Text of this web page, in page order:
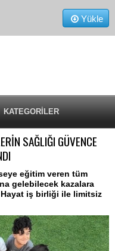
Yükle
KATEGORİLER
SAĞLIĞI GÜVENCE
eğitim veren tüm
gelebilecek kazalara
Hayat iş birliği ile limitsiz